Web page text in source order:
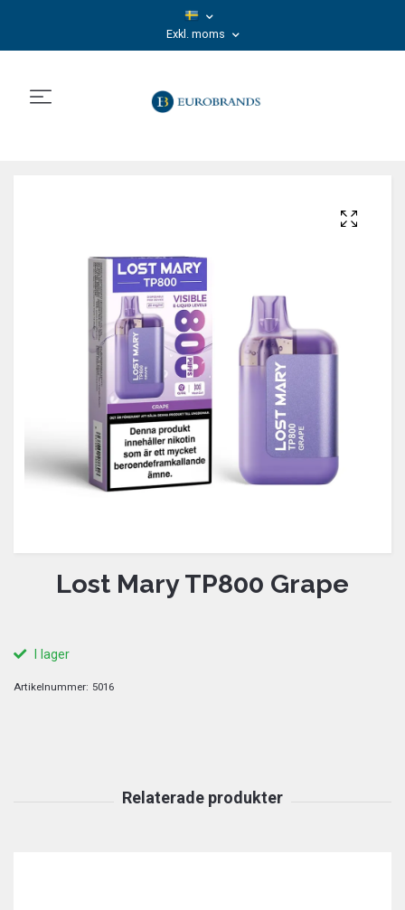
Exkl. moms
Lost Mary TP800 Grape
I lager
Artikelnummer: 5016